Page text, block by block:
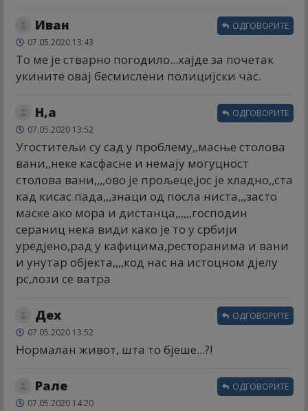
Иван
07.05.2020 13:43
То ме је стварно погодило...хајде за почетак
укините овај бесмислени полицијски час.
ОДГОВОРИТЕ
Н,а
07.05.2020 13:52
Угоститељи су сад у проблему,,масње столова
вани,,неке касфасне и немају могуцност
столова вани,,,,ово је прољеце,јос је хладно,,ста
кад кисас пада,,,знаци од посла ниста,,,засто
маске ако мора и дистанца,,,,,,господин
сераниц нека види како је то у србији
уредјено,рад у кафицима,ресторанима и вани
и унутар објекта,,,,код нас на истоцном дјелу
рс,лози се ватра
ОДГОВОРИТЕ
Деx
07.05.2020 13:52
Нормалан живот, шта то бјеше...?!
ОДГОВОРИТЕ
Рале
07.05.2020 14:20
ОДГОВОРИТЕ